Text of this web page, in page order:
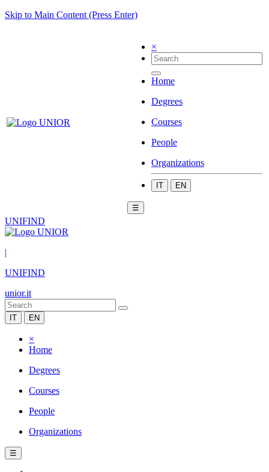
Skip to Main Content (Press Enter)
×
Home
Degrees
Courses
People
Organizations
IT EN
☰
UNIFIND
|
UNIFIND
unior.it
IT EN
×
Home
Degrees
Courses
People
Organizations
☰